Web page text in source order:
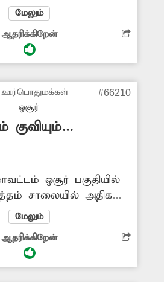
அதிகளவில்
மேலும் கொட்டப்படும்
தீ வைத்து
சுகாதார சீர்கேடு
மேலும் இதனால்
மூச்சுத்திணறல்
உள்ளது.
நடவடிக்கை
மேலும்
ஆதரிக்கிறேன்
ஊர்பொதுமக்கள்
ஓசூர்
#66210
ஓசூர் பகுதியில்
சாலையில் அதிக
கொட்டப்பட்டு
இதனால் கடும்
அப்பகுதியில்
ஏற்பட்டு வருகிறது.
மேலும்
ஆதரிக்கிறேன்